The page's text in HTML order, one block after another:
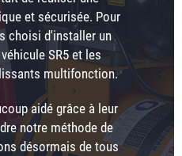
et sécurisée. Pour
choisi d'installer un
SR5 et les
multifonction.
aidé grâce à leur
notre méthode de
désormais de tous